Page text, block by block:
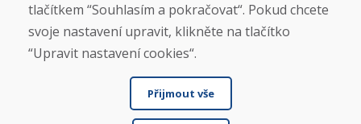
tlačítkem “Souhlasím a pokračovat“. Pokud chcete
svoje nastavení upravit, klikněte na tlačítko
“Upravit nastavení cookies“.
Přijmout vše